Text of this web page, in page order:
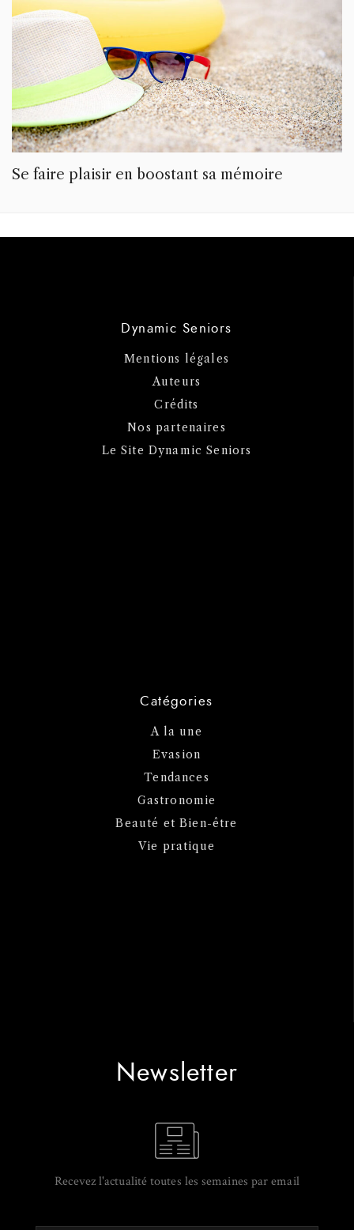
Se faire plaisir en boostant sa mémoire
Dynamic Seniors
Mentions légales
Auteurs
Crédits
Nos partenaires
Le Site Dynamic Seniors
Catégories
A la une
Evasion
Tendances
Gastronomie
Beauté et Bien-être
Vie pratique
Newsletter
Recevez l'actualité toutes les semaines par email